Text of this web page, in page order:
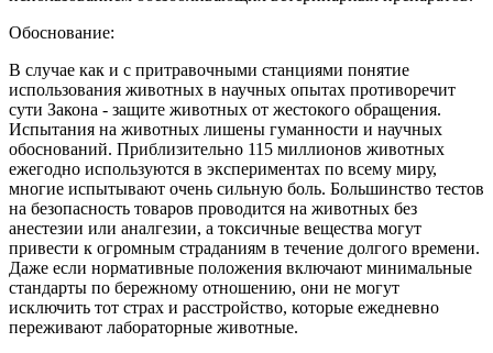
Обоснование:
В случае как и с притравочными станциями понятие
использования животных в научных опытах противоречит
сути Закона - защите животных от жестокого обращения.
Испытания на животных лишены гуманности и научных
обоснований. Приблизительно 115 миллионов животных
ежегодно используются в экспериментах по всему миру,
многие испытывают очень сильную боль. Большинство тестов
на безопасность товаров проводится на животных без
анестезии или аналгезии, а токсичные вещества могут
привести к огромным страданиям в течение долгого времени.
Даже если нормативные положения включают минимальные
стандарты по бережному отношению, они не могут
исключить тот страх и расстройство, которые ежедневно
переживают лабораторные животные.